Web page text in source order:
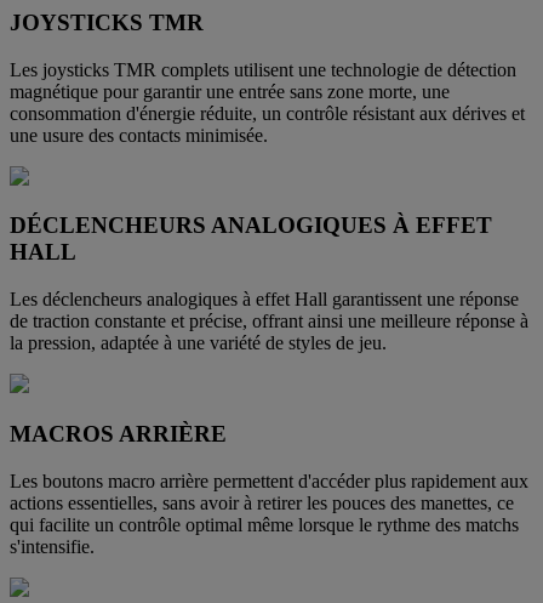
JOYSTICKS TMR
Les joysticks TMR complets utilisent une technologie de détection
magnétique pour garantir une entrée sans zone morte, une
consommation d'énergie réduite, un contrôle résistant aux dérives et
une usure des contacts minimisée.
DÉCLENCHEURS ANALOGIQUES À EFFET
HALL
Les déclencheurs analogiques à effet Hall garantissent une réponse
de traction constante et précise, offrant ainsi une meilleure réponse à
la pression, adaptée à une variété de styles de jeu.
MACROS ARRIÈRE
Les boutons macro arrière permettent d'accéder plus rapidement aux
actions essentielles, sans avoir à retirer les pouces des manettes, ce
qui facilite un contrôle optimal même lorsque le rythme des matchs
s'intensifie.